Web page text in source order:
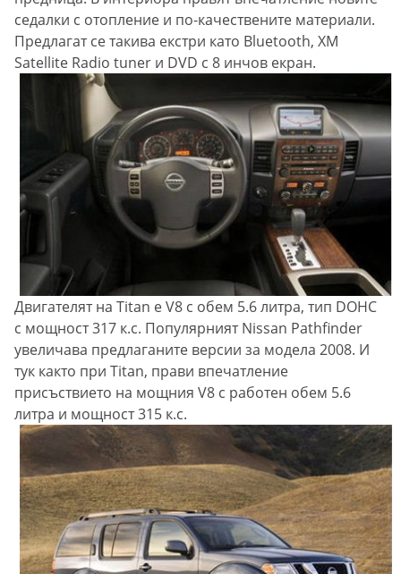
седалки с отопление и по-качествените материали.
Предлагат се такива екстри като Bluetooth, XM
Satellite Radio tuner и DVD с 8 инчов екран.
Двигателят на Titan е V8 с обем 5.6 литра, тип DOHC
с мощност 317 к.с. Популярният Nissan Pathfinder
увеличава предлаганите версии за модела 2008. И
тук както при Titan, прави впечатление
присъствието на мощния V8 с работен обем 5.6
литра и мощност 315 к.с.